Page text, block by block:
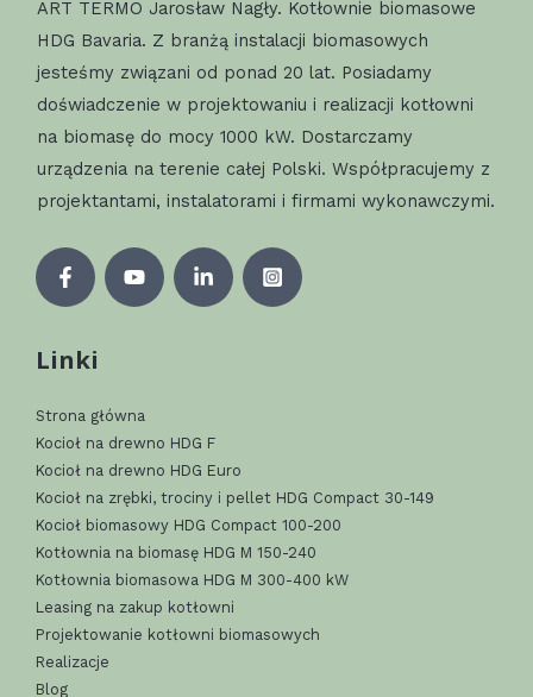
ART TERMO Jarosław Nagły. Kotłownie biomasowe
HDG Bavaria. Z branżą instalacji biomasowych
jesteśmy związani od ponad 20 lat. Posiadamy
doświadczenie w projektowaniu i realizacji kotłowni
na biomasę do mocy 1000 kW. Dostarczamy
urządzenia na terenie całej Polski. Współpracujemy z
projektantami, instalatorami i firmami wykonawczymi.
Linki
Strona główna
Kocioł na drewno HDG F
Kocioł na drewno HDG Euro
Kocioł na zrębki, trociny i pellet HDG Compact 30-149
Kocioł biomasowy HDG Compact 100-200
Kotłownia na biomasę HDG M 150-240
Kotłownia biomasowa HDG M 300-400 kW
Leasing na zakup kotłowni
Projektowanie kotłowni biomasowych
Realizacje
Blog